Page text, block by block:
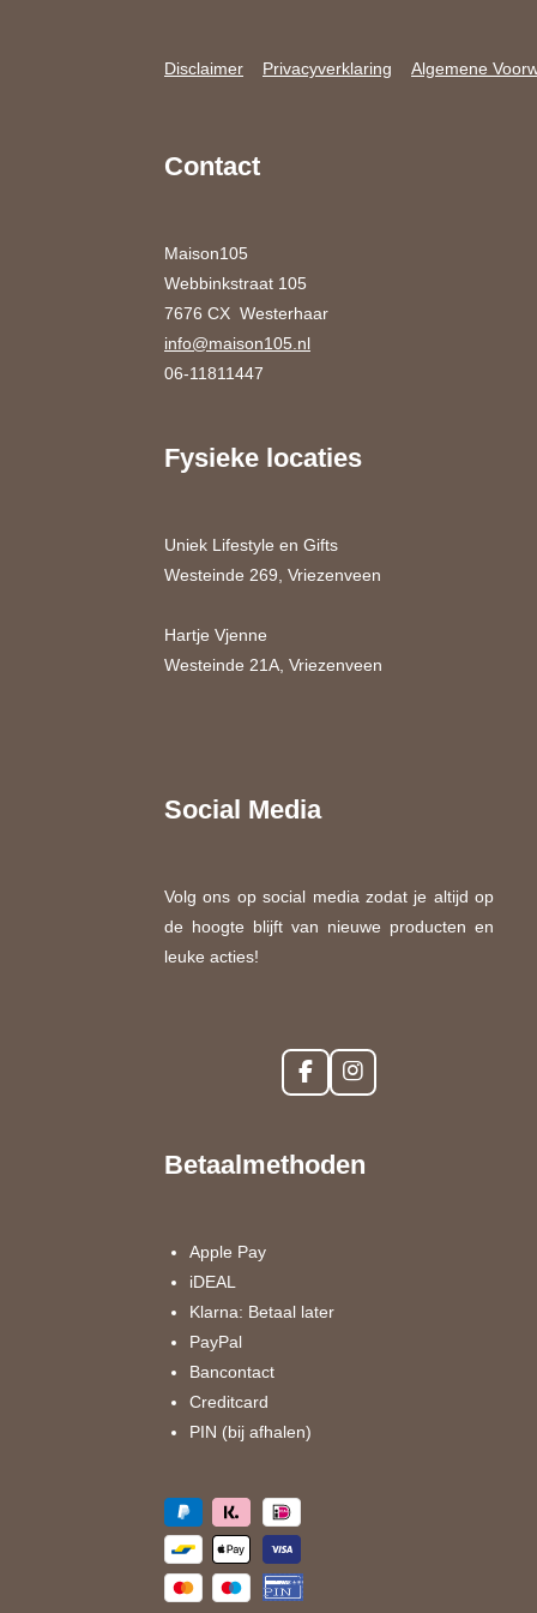
Disclaimer Privacyverklaring Algemene
Contact
Maison105
Webbinkstraat 105
7676 CX Westerhaar
info@maison105.nl
06-11811447
Fysieke locaties
Uniek Lifestyle en Gifts
Westeinde 269, Vriezenveen
Hartje Vjenne
Westeinde 21A, Vriezenveen
Social Media
Volg ons op social media zodat je altijd op
de hoogte blijft van nieuwe producten en
leuke acties!
F
a
b
I
n
a
Betaalmethoden
Apple Pay
iDEAL
Klarna: Betaal later
PayPal
Bancontact
Creditcard
PIN (bij afhalen)